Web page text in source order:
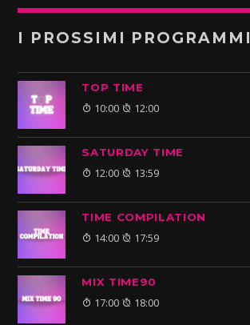
I PROSSIMI PROGRAMMI
TOP TIME
10:00 12:00
SATURDAY TIME
12:00 13:59
TIME COMPILATION
14:00 17:59
MIX TIME90
17:00 18:00